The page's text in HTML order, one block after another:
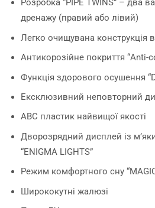
Розробка “PIPE TWINS” – два
дренажу (правий або лівий)
Легко очищувана конструкція
Антикорозійне покриття “Anti-
Функція здорового осушення
Ексклюзивний неповторний
ABC пластик найвищої якості
Дворозрядний дисплей із
“ENIGMA LIGHTS”
Режим комфортного сну
Ширококутні жалюзі